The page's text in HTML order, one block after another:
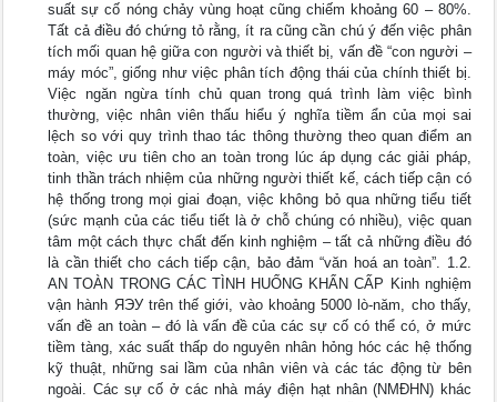
suất sự cố nóng chảy vùng hoạt cũng chiếm khoảng 60 – 80%.
Tất cả điều đó chứng tỏ rằng, ít ra cũng cần chú ý đến việc phân
tích mối quan hệ giữa con người và thiết bị, vấn đề “con người –
máy móc”, giống như việc phân tích động thái của chính thiết bị.
Việc ngăn ngừa tính chủ quan trong quá trình làm việc bình
thường, việc nhân viên thấu hiểu ý nghĩa tiềm ẩn của mọi sai
lệch so với quy trình thao tác thông thường theo quan điểm an
toàn, việc ưu tiên cho an toàn trong lúc áp dụng các giải pháp,
tinh thần trách nhiệm của những người thiết kế, cách tiếp cận có
hệ thống trong mọi giai đoạn, việc không bỏ qua những tiểu tiết
(sức mạnh của các tiểu tiết là ở chỗ chúng có nhiều), việc quan
tâm một cách thực chất đến kinh nghiệm – tất cả những điều đó
là cần thiết cho cách tiếp cận, bảo đảm “văn hoá an toàn”. 1.2.
AN TOÀN TRONG CÁC TÌNH HUỐNG KHẨN CẤP Kinh nghiệm
vận hành ЯЭУ trên thế giới, vào khoảng 5000 lò-năm, cho thấy,
vấn đề an toàn – đó là vấn đề của các sự cố có thể có, ở mức
tiềm tàng, xác suất thấp do nguyên nhân hỏng hóc các hệ thống
kỹ thuật, những sai lầm của nhân viên và các tác động từ bên
ngoài. Các sự cố ở các nhà máy điện hạt nhân (NMĐHN) khác